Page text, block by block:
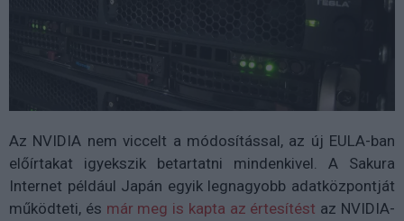
Az NVIDIA nem viccelt a módosítással, az új EULA-ban
előírtakat igyekszik betartatni mindenkivel. A Sakura
Internet például Japán egyik legnagyobb adatközpontját
működteti, és már meg is kapta az értesítést az NVIDIA-